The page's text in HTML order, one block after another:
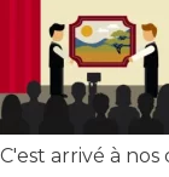
C'est arrivé à nos